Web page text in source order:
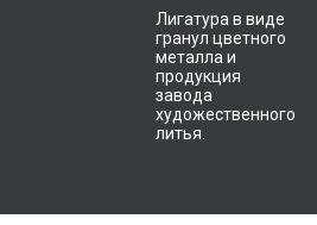
Лигатура в виде
гранул цветного
металла и
продукция
завода
художественного
литья.